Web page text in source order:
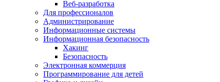
Веб-разработка
Для профессионалов
Администрирование
Информационные системы
Информационная безопасность
Хакинг
Безопасность
Электронная коммерция
Программирование для детей